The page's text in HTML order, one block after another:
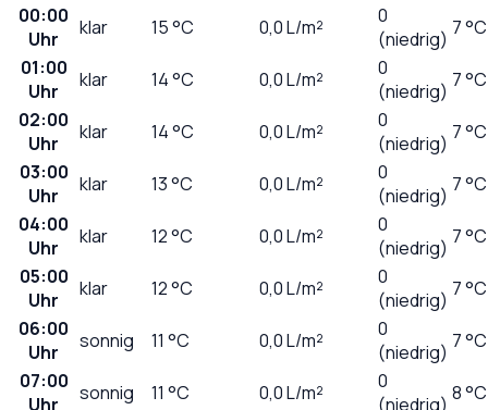
00:00
Uhr
klar 15°C 0,0L/m²
0
(niedrig) 7 °C
01:00
Uhr
klar 14°C 0,0L/m²
0
(niedrig) 7 °C
02:00
Uhr
klar 14°C 0,0L/m²
0
(niedrig) 7 °C
03:00
Uhr
klar 13°C 0,0L/m²
0
(niedrig) 7 °C
04:00
Uhr
klar 12°C 0,0L/m²
0
(niedrig) 7 °C
05:00
Uhr
klar 12°C 0,0L/m²
0
(niedrig) 7 °C
06:00
Uhr
sonnig 11 °C 0,0L/m²
0
(niedrig) 7 °C
07:00
Uhr
sonnig 11 °C 0,0L/m²
0
(niedrig) 8 °C